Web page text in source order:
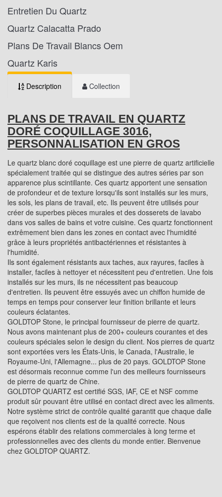
Entretien Du Quartz
Quartz Calacatta Prado
Plans De Travail Blancs Oem
Quartz Karis
Description Collection
PLANS DE TRAVAIL EN QUARTZ
DORÉ COQUILLAGE 3016,
PERSONNALISATION EN GROS
Le quartz blanc doré coquillage est une pierre de quartz artificielle
spécialement traitée qui se distingue des autres séries par son
apparence plus scintillante. Ces quartz apportent une sensation
de profondeur et de texture lorsqu'ils sont installés sur les murs,
les sols, les plans de travail, etc. Ils peuvent être utilisés pour
créer de superbes pièces murales et des dosserets de lavabo
dans vos salles de bains et votre cuisine. Ces quartz fonctionnent
extrêmement bien dans les zones en contact avec l'humidité
grâce à leurs propriétés antibactériennes et résistantes à
l'humidité.
Ils sont également résistants aux taches, aux rayures, faciles à
installer, faciles à nettoyer et nécessitent peu d'entretien. Une fois
installés sur les murs, ils ne nécessitent pas beaucoup
d'entretien. Ils peuvent être essuyés avec un chiffon humide de
temps en temps pour conserver leur finition brillante et leurs
couleurs éclatantes.
GOLDTOP Stone, le principal fournisseur de pierre de quartz.
Nous avons maintenant plus de 200+ couleurs courantes et des
couleurs spéciales selon le design du client. Nos pierres de quartz
sont exportées vers les États-Unis, le Canada, l'Australie, le
Royaume-Uni, l'Allemagne... plus de 20 pays. GOLDTOP Stone
est désormais reconnue comme l'un des meilleurs fournisseurs
de pierre de quartz de Chine.
GOLDTOP QUARTZ est certifié SGS, IAF, CE et NSF comme
produit sûr pouvant être utilisé en contact direct avec les aliments.
Notre système strict de contrôle qualité garantit que chaque dalle
que reçoivent nos clients est de la qualité correcte. Nous
espérons établir des relations commerciales à long terme et
professionnelles avec des clients du monde entier. Bienvenue
chez GOLDTOP QUARTZ.